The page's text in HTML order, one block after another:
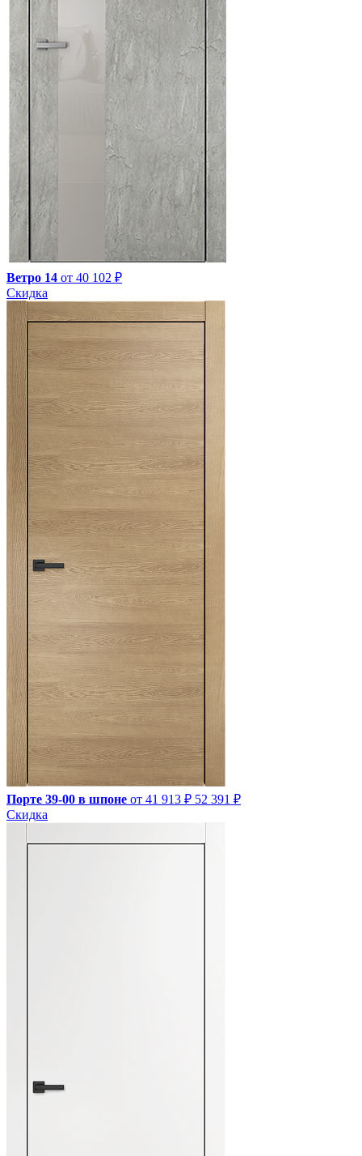
Ветро 14 от 40 102 ₽
Скидка
Порте 39-00 в шпоне от 41 913 ₽ 52 391 ₽
Скидка